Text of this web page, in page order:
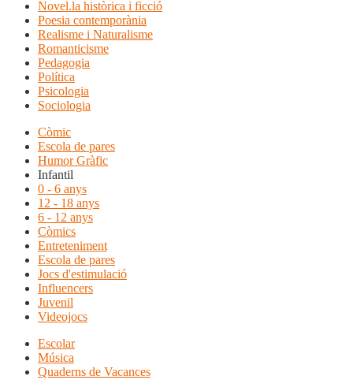
Novel.la històrica i ficció
Poesia contemporània
Realisme i Naturalisme
Romanticisme
Pedagogia
Política
Psicologia
Sociologia
Còmic
Escola de pares
Humor Gràfic
Infantil
0 - 6 anys
12 - 18 anys
6 - 12 anys
Còmics
Entreteniment
Escola de pares
Jocs d'estimulació
Influencers
Juvenil
Videojocs
Escolar
Música
Quaderns de Vacances